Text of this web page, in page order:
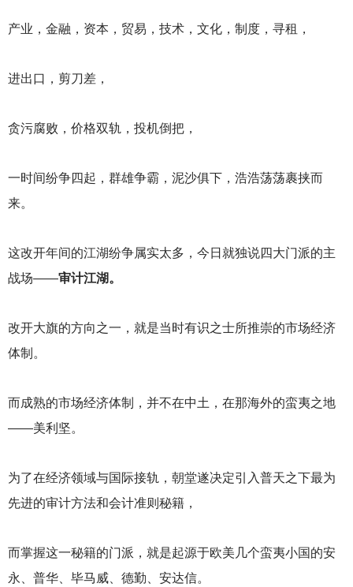
产业，金融，资本，贸易，技术，文化，制度，寻租，
进出口，剪刀差，
贪污腐败，价格双轨，投机倒把，
一时间纷争四起，群雄争霸，泥沙俱下，浩浩荡荡裹挟而
来。
这改开年间的江湖纷争属实太多，今日就独说四大门派的主
战场——审计江湖。
改开大旗的方向之一，就是当时有识之士所推崇的市场经济
体制。
而成熟的市场经济体制，并不在中土，在那海外的蛮夷之地
——美利坚。
为了在经济领域与国际接轨，朝堂遂决定引入普天之下最为
先进的审计方法和会计准则秘籍，
而掌握这一秘籍的门派，就是起源于欧美几个蛮夷小国的安
永、普华、毕马威、德勤、安达信。